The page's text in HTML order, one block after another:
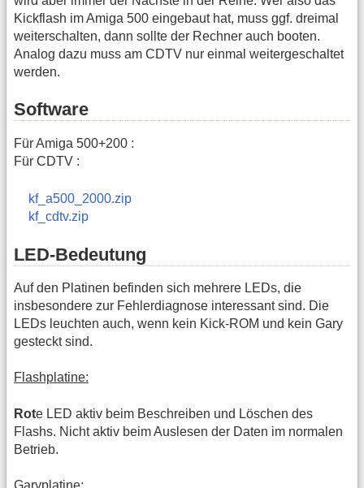
Kickflash im Amiga 500 eingebaut hat, muss ggf. dreimal
weiterschalten, dann sollte der Rechner auch booten.
Analog dazu muss am CDTV nur einmal weitergeschaltet
werden.
Software
Für Amiga 500+200 :
Für CDTV :
kf_a500_2000.zip
kf_cdtv.zip
LED-Bedeutung
Auf den Platinen befinden sich mehrere LEDs, die
insbesondere zur Fehlerdiagnose interessant sind. Die
LEDs leuchten auch, wenn kein Kick-ROM und kein Gary
gesteckt sind.
Flashplatine:
Rote LED aktiv beim Beschreiben und Löschen des
Flashs. Nicht aktiv beim Auslesen der Daten im normalen
Betrieb.